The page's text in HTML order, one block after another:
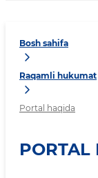
Bosh sahifa
Raqamli hukumat
Portal haqida
PORTAL